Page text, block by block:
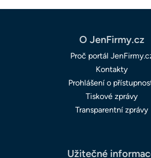
O JenFirmy.cz
Proč portál
Kontakty
Prohlášení o
Tiskové zprávy
Transparentní zprávy
Užitečné